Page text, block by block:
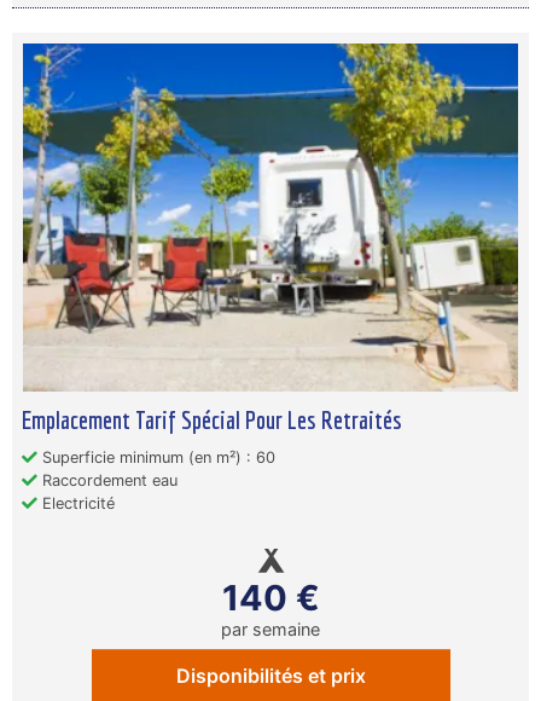
Emplacement Tarif Spécial Pour Les Retraités
Superficie minimum (en m²) : 60
Raccordement eau
Electricité
140 €
par semaine
Disponibilités et prix